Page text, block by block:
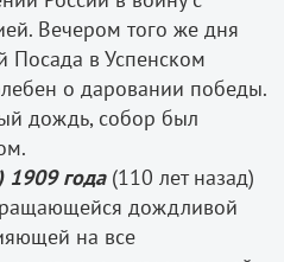
Вечером того же дня
Посада в Успенском
о даровании победы.
дождь, собор был
1909 года (110 лет назад)
дождливой
на все